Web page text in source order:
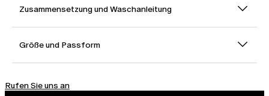
Zusammensetzung und Waschanleitung
Größe und Passform
Rufen Sie uns an